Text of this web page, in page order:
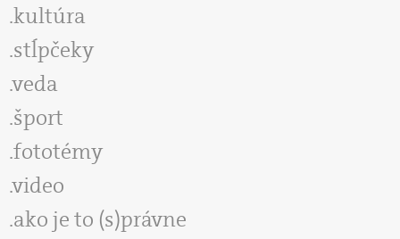
kultúra
stĺpčeky
veda
šport
fototémy
video
ako je to (s)právne